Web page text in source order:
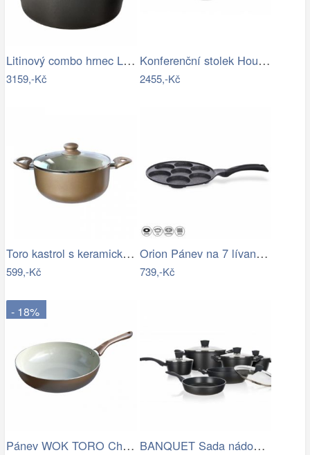
Litinový combo hrnec Lodge 4,7 l …
3159,-Kč
Konferenční stolek Houseland Prime…
2455,-Kč
Toro kastrol s keramickým povrchem…
599,-Kč
Orion Pánev na 7 lívanců Grande pr. 27…
739,-Kč
- 18%
Pánev WOK TORO Champagne 28cm,… BANQUET Sada nádobí s nepřilnavým…